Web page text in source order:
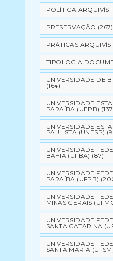
POLÍTICA
PRESERVAÇÃO (267)
PRÁTICAS
TIPOLOGIA
UNIVERSIDADE DE
(164)
UNIVERSIDADE
PARAÍBA (UEPB)
UNIVERSIDADE
PAULISTA (UNESP)
UNIVERSIDADE
BAHIA (UFBA) (87)
UNIVERSIDADE
PARAÍBA (UFPB)
UNIVERSIDADE
MINAS GERAIS
UNIVERSIDADE
SANTA CATARINA
UNIVERSIDADE
SANTA MARIA (UFSM)